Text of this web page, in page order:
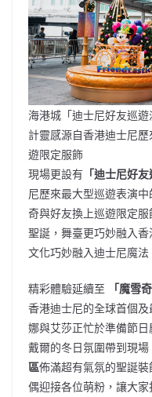
海港城「迪士尼好友巡
計靈感源自香港迪士尼
遊限定服飾
現場更設有 「迪士尼好
尼歷來最大型巡遊表演
奇與好友換上巡遊限定
聖誕，舞臺更巧妙融入
文化巧妙融入迪士尼魔法
精彩體驗延續至 「魔雪
香港迪士尼的全球首個
娜與艾莎正忙於準備節
戴爾的冬日氛圍帶到現場
區佈滿超有氣氛的聖誕
偶迎接各位萌粉，讓大